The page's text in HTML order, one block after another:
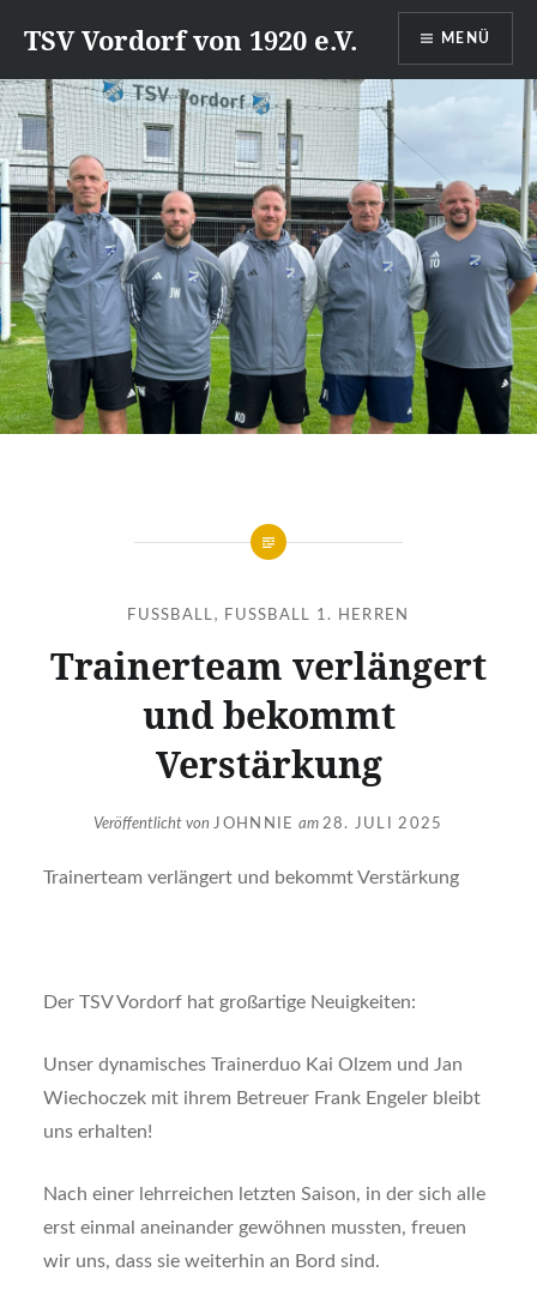
zumTSV Vordorf von 1920 e.V. MENÜ
FUSSBALL, FUSSBALL 1. HERREN
Trainerteam verlängert
und bekommt
Verstärkung
Veröffentlicht vonJOHNNIE am 28. JULI 2025
Trainerteam verlängert und bekommt Verstärkung
Der TSV Vordorf hat großartige Neuigkeiten:
Unser dynamisches Trainerduo Kai Olzem und Jan
Wiechoczek mit ihrem Betreuer Frank Engeler bleibt
uns erhalten!
Nach einer lehrreichen letzten Saison, in der sich alle
erst einmal aneinander gewöhnen mussten, freuen
wir uns, dass sie weiterhin an Bord sind.